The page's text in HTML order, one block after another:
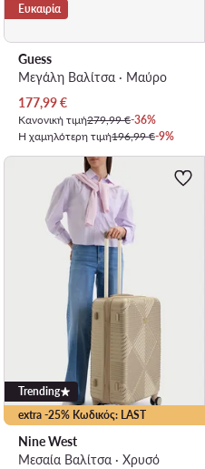
Ευκαιρία
Guess
Μεγάλη Βαλίτσα · Μαύρο
Τρέχουσα τιμή
177,99€
Κανονική τιμή279,99 €-36%
Η χαμηλότερη τιμή196,99 €-9%
extra -25% Κωδικός: LAST
Trending
Nine West
Μεσαία Βαλίτσα · Χρυσό